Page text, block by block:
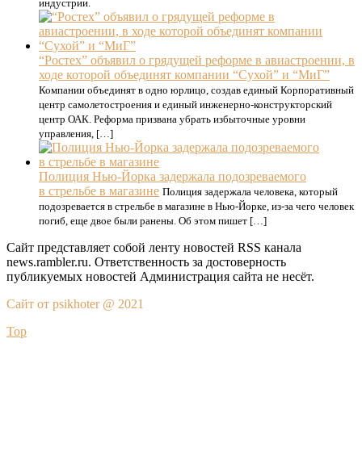
индустрии.
“Ростех” объявил о грядущей реформе в авиастроении, в
ходе которой объединят компании “Сухой” и “МиГ”
Компании объединят в одно юрлицо, создав единый Корпоративный
центр самолетостроения и единый инженерно-конструкторский
центр ОАК. Реформа призвана убрать избыточные уровни
управления, […]
Полиция Нью-Йорка задержала подозреваемого
в стрельбе в магазине Полиция задержала человека, который
подозревается в стрельбе в магазине в Нью-Йорке, из-за чего человек
погиб, еще двое были ранены. Об этом пишет […]
Сайт представляет собой ленту новостей RSS канала
news.rambler.ru. Ответственность за достоверность
публикуемых новостей Администрация сайта не несёт.
Сайт от psikhoter @ 2021
Top